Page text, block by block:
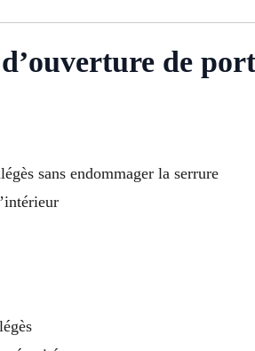
de
sans endommager la serrure